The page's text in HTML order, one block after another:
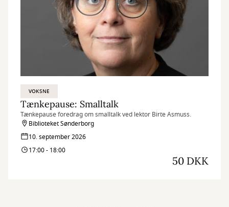
VOKSNE
Tænkepause: Smalltalk
Tænkepause foredrag om smalltalk ved lektor Birte Asmuss.
Biblioteket Sønderborg
10. september 2026
17:00 - 18:00
50 DKK